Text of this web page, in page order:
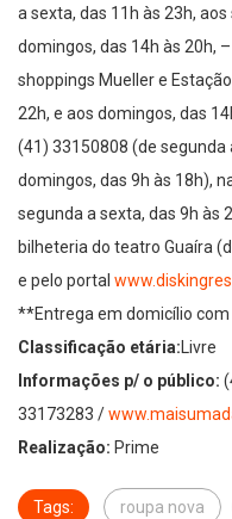
a sexta, das 11h às 23h,
domingos, das 14h às 20h,
shoppings Mueller e Estação
22h, e aos domingos, das
(41) 33150808 (de segunda
domingos, das 9h às 18h),
segunda a sexta, das 9h às
bilheteria do teatro Guaíra
e pelo portal
**Entrega em domicílio
Classificação etária:Livre
Informações p/ o público:
33173283 /
Realização: Prime
Tags: roupa nova